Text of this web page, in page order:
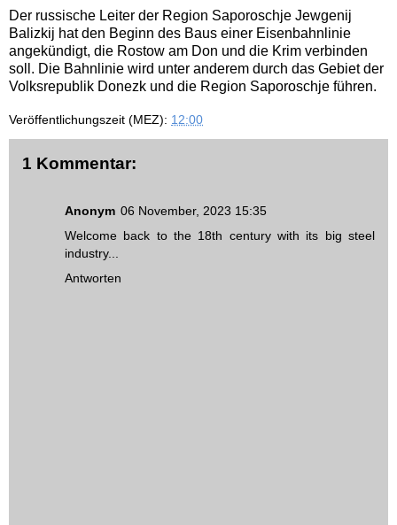
Der russische Leiter der Region Saporoschje Jewgenij
Balizkij hat den Beginn des Baus einer Eisenbahnlinie
angekündigt, die Rostow am Don und die Krim verbinden
soll. Die Bahnlinie wird unter anderem durch das Gebiet der
Volksrepublik Donezk und die Region Saporoschje führen.
Veröffentlichungszeit (MEZ): 12:00
1 Kommentar:
Anonym 06 November, 2023 15:35
Welcome back to the 18th century with its big steel
industry...
Antworten